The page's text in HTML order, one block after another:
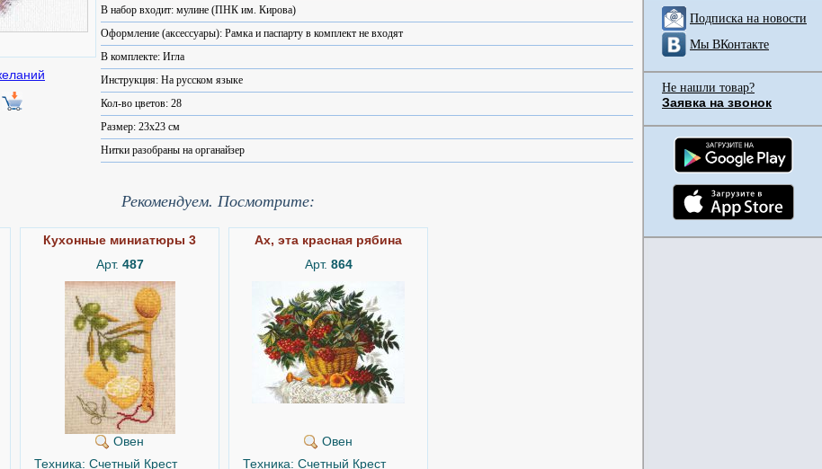
В набор входит: мулине (ПНК им. Кирова)
Оформление (аксессуары): Рамка и паспарту в комплект не входят
В комплекте: Игла
Инструкция: На русском языке
Кол-во цветов: 28
Размер: 23x23 см
Нитки разобраны на органайзер
Рекомендуем. Посмотрите:
Кухонные миниатюры 3
Арт. 487
Овен
Техника: Счетный Крест
Ах, эта красная рябина
Арт. 864
Овен
Техника: Счетный Крест
Подписка на новости
Мы ВКонтакте
Не нашли товар?
Заявка на звонок